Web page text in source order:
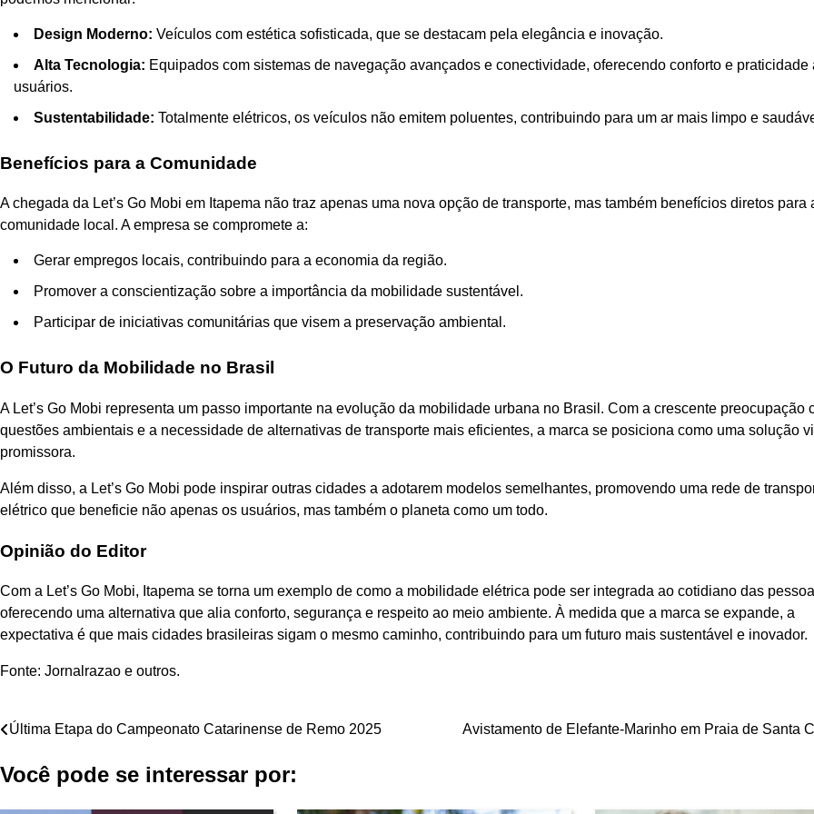
Design Moderno: Veículos com estética sofisticada, que se destacam pela elegância e inovação.
Alta Tecnologia: Equipados com sistemas de navegação avançados e conectividade, oferecendo conforto e praticidade
usuários.
Sustentabilidade: Totalmente elétricos, os veículos não emitem poluentes, contribuindo para um ar mais limpo e
Benefícios para a Comunidade
A chegada da Let’s Go Mobi em Itapema não traz apenas uma nova opção de transporte, mas também benefícios diretos para
comunidade local. A empresa se compromete a:
Gerar empregos locais, contribuindo para a economia da região.
Promover a conscientização sobre a importância da mobilidade sustentável.
Participar de iniciativas comunitárias que visem a preservação ambiental.
O Futuro da Mobilidade no Brasil
A Let’s Go Mobi representa um passo importante na evolução da mobilidade urbana no Brasil. Com a crescente preocupação
questões ambientais e a necessidade de alternativas de transporte mais eficientes, a marca se posiciona como uma solução
promissora.
Além disso, a Let’s Go Mobi pode inspirar outras cidades a adotarem modelos semelhantes, promovendo uma rede de
elétrico que beneficie não apenas os usuários, mas também o planeta como um todo.
Opinião do Editor
Com a Let’s Go Mobi, Itapema se torna um exemplo de como a mobilidade elétrica pode ser integrada ao cotidiano das
oferecendo uma alternativa que alia conforto, segurança e respeito ao meio ambiente. À medida que a marca se expande, a
expectativa é que mais cidades brasileiras sigam o mesmo caminho, contribuindo para um futuro mais sustentável e inovador.
Fonte: Jornalrazao e outros.
Navegação
de
Última Etapa do Campeonato Catarinense de Remo 2025 Avistamento de Elefante-Marinho em Praia de Santa
Você pode se interessar por: